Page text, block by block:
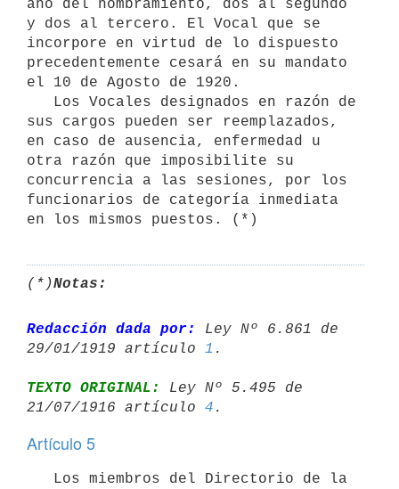
año del nombramiento, dos al segundo
y dos al tercero. El Vocal que se
incorpore en virtud de lo dispuesto
precedentemente cesará en su mandato
el 10 de Agosto de 1920.
sus cargos pueden ser reemplazados,
en caso de ausencia, enfermedad u
otra razón que imposibilite su
concurrencia a las sesiones, por los
funcionarios de categoría inmediata
en los mismos puestos. (*)
(*)Notas:
Redacción dada por:
Ley Nº 6.861 de
29/01/1919 artículo 1
TEXTO ORIGINAL:
Ley Nº 5.495 de
21/07/1916 artículo 4
Artículo 5